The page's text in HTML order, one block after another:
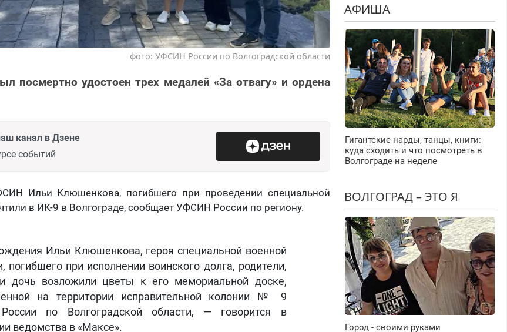
фото: УФСИН России по Волгоградской области
посмертно удостоен трех медалей «За отвагу» и ордена
канал в Дзене
событий
Ильи Клюшенкова, погибшего при проведении специальной
в ИК-9 в Волгограде, сообщает УФСИН России по региону.
Ильи Клюшенкова, героя специальной военной
погибшего при исполнении воинского долга, родители,
и дочь возложили цветы к его мемориальной доске,
на территории исправительной колонии № 9
по Волгоградской области, — говорится в
ведомства в «Максе».
АФИША
Гигантские нарды, танцы, книги:
куда сходить и что посмотреть в
Волгограде на неделе
ВОЛГОГРАД – ЭТО Я
Город - своими руками